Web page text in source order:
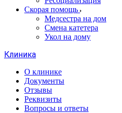
Скорая помощь
Медсестра на дом
Смена катетера
Укол на дому
Клиника
О клинике
Документы
Отзывы
Реквизиты
Вопросы и ответы